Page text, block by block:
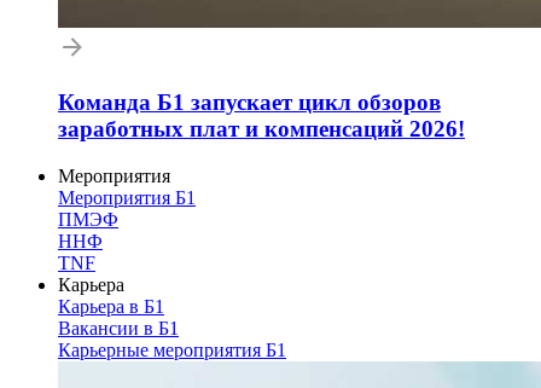
Команда Б1 запускает цикл обзоров
заработных плат и компенсаций 2026!
Мероприятия
Мероприятия Б1
ПМЭФ
ННФ
TNF
Карьера
Карьера в Б1
Вакансии в Б1
Карьерные мероприятия Б1